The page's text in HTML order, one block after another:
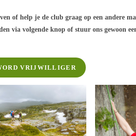
of help je de club graag op een andere
via volgende knop of stuur ons gewoon
VRIJWILLIGER